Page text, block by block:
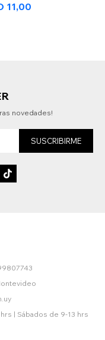
11,00
| Sábados de 9-13 hrs
novedades!
SUSCRIBIRME
